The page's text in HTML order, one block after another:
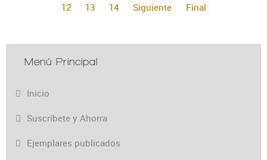
12
13 14 Siguiente Final
Menú Principal
Inicio
Suscríbete y Ahorra
Ejemplares publicados